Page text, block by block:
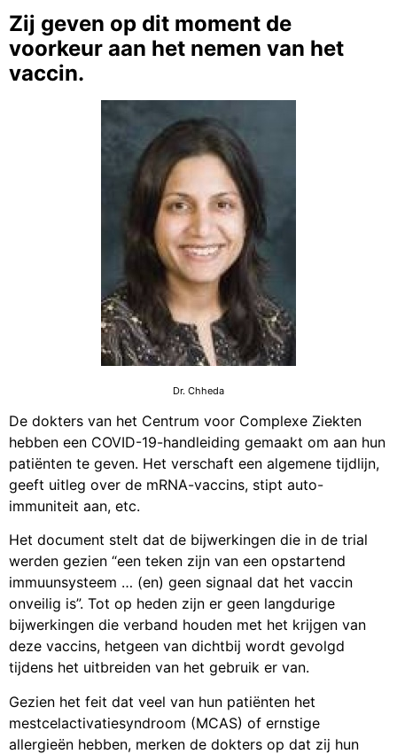
Zij geven op dit moment de
voorkeur aan het nemen van het
vaccin.
Dr. Chheda
De dokters van het Centrum voor Complexe Ziekten
hebben een COVID-19-handleiding gemaakt om aan hun
patiënten te geven. Het verschaft een algemene tijdlijn,
geeft uitleg over de mRNA-vaccins, stipt auto-
immuniteit aan, etc.
Het document stelt dat de bijwerkingen die in de trial
werden gezien “een teken zijn van een opstartend
immuunsysteem … (en) geen signaal dat het vaccin
onveilig is”. Tot op heden zijn er geen langdurige
bijwerkingen die verband houden met het krijgen van
deze vaccins, hetgeen van dichtbij wordt gevolgd
tijdens het uitbreiden van het gebruik er van.
Gezien het feit dat veel van hun patiënten het
mestcelactivatiesyndroom (MCAS) of ernstige
allergieën hebben, merken de dokters op dat zij hun